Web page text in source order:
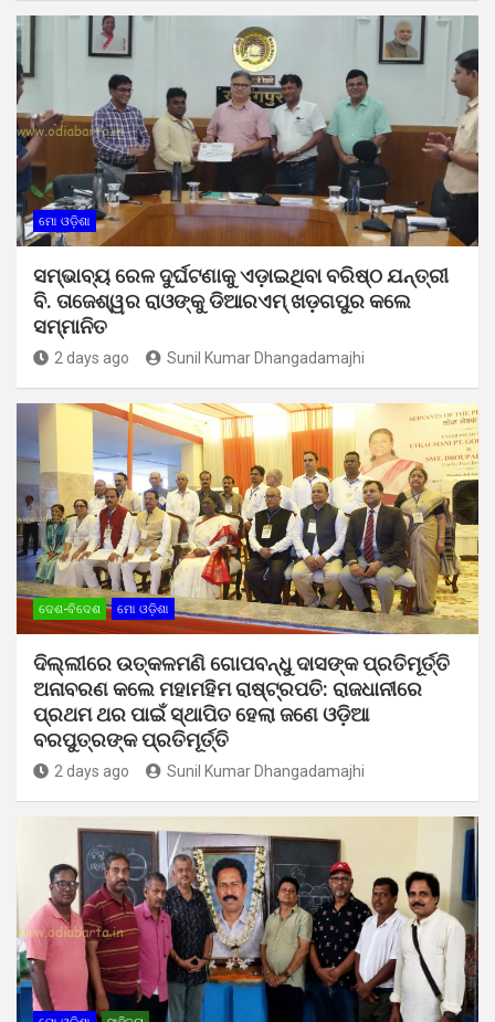
ମୋ ଓଡ଼ିଶା
ସମ୍ଭାବ୍ୟ ରେଳ ଦୁର୍ଘଟଣାକୁ ଏଡ଼ାଇଥିବା ବରିଷ୍ଠ ଯନ୍ତ୍ରୀ
ବି. ତାଜେଶ୍ୱର ରାଓଙ୍କୁ ଡିଆରଏମ୍ ଖଡ଼ଗପୁର କଲେ
ସମ୍ମାନିତ
2 days ago Sunil Kumar Dhangadamajhi
ଦେଶ-ବିଦେଶ ମୋ ଓଡ଼ିଶା
ଦିଲ୍ଲୀରେ ଉତ୍କଳମଣି ଗୋପବନ୍ଧୁ ଦାସଙ୍କ ପ୍ରତିମୂର୍ତ୍ତି
ଅନାବରଣ କଲେ ମହାମହିମ ରାଷ୍ଟ୍ରପତି: ରାଜଧାନୀରେ
ପ୍ରଥମ ଥର ପାଇଁ ସ୍ଥାପିତ ହେଲା ଜଣେ ଓଡ଼ିଆ
ବରପୁତ୍ରଙ୍କ ପ୍ରତିମୂର୍ତ୍ତି
2 days ago Sunil Kumar Dhangadamajhi